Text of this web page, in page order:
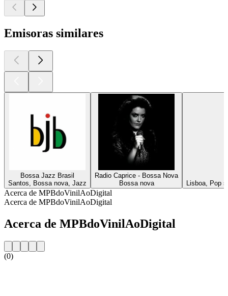
Emisoras similares
Bossa Jazz Brasil
Santos, Bossa nova, Jazz
Radio Caprice - Bossa Nova
Bossa nova
Lisboa, Pop
Acerca de MPBdoVinilAoDigital
Acerca de MPBdoVinilAoDigital
Acerca de MPBdoVinilAoDigital
(0)